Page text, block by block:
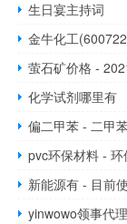
生日宴主持词
金牛化工
萤石矿价格 -
化学试剂哪里有
偏二甲苯 - 二甲
pvc环保材料 -
新能源有 - 目前
yinwowo领事代